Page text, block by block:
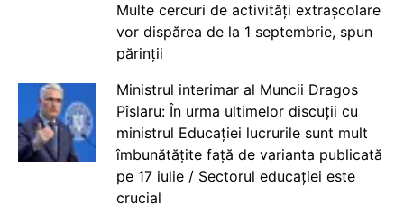
Multe cercuri de activități extrașcolare
vor dispărea de la 1 septembrie, spun
părinții
Ministrul interimar al Muncii Dragos
Pîslaru: În urma ultimelor discuții cu
ministrul Educației lucrurile sunt mult
îmbunătățite față de varianta publicată
pe 17 iulie / Sectorul educației este
crucial